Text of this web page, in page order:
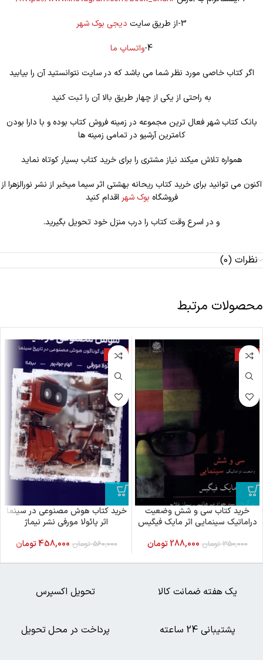
3-از طریق سایت
دیجی بوک شهر
4- واتساپ ما
اگر کتاب خاصی مورد نظر شما می باشد که در سایت نتوانستید آن را بیابید
به راحتی از یکی از چهار طریق بالا آن را ثبت کنید
بانک کتاب شهر فعال ترین مجموعه در زمینه فروش کتاب بوده و با دارا بودن
کامترین آرشیو در تمامی زمینه ها
همواره تلاش میکند نیاز مشتری را برای خرید کتاب بسیار کوتاه نماید
اکنون می توانید برای خرید کتاب ریحانه بهشتی اثر سیما میخبر از نشر نورالزهرا از
فروشگاه بوک شهر اقدام کنید
و در اسرع وقت کتاب را درب منزل خود تحویل بگیرید.
نظرات (0)
محصولات مرتبط
-18%
خرید کتاب سی و شش وضعیت
دراماتیک سینمایی اثر مایک فیگیس
350,000 تومان 288,000 تومان
-18%
خرید کتاب هوش مصنوعی در سینما
اثر پائولا مورفی نشر نیماژ
560,000 تومان 458,000تومان
پرداخت در محل تحویل پشتیبانی 24 ساعته
تحویل اکسپرس یک هفته ضمانت کالا